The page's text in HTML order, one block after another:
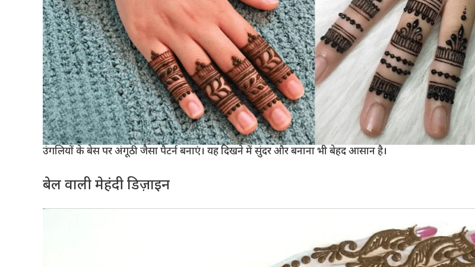
उंगलियों के बेस पर अंगूठी जैसा पैटर्न बनाएं। यह दिखने में सुंदर और बनाना भी बेहद आसान है।
बेल वाली मेहंदी डिज़ाइन